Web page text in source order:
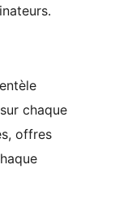
chaque
offres